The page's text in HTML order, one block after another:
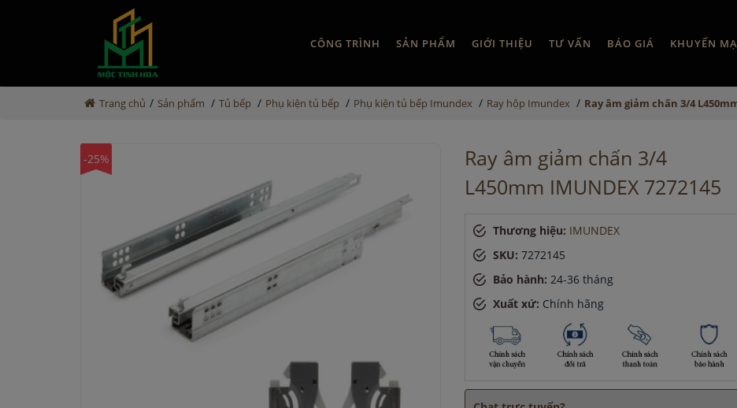
CÔNG TRÌNH SẢN PHẨM GIỚI THIỆU TƯ VẤN BÁO GIÁ KHUYẾN
Trang chủ / Sản phẩm / Tủ bếp / Phụ kiện tủ bếp / Phụ kiện tủ bếp Imundex / Ray hộp Imundex / Ray âm giảm chấn 3/4
-25%
Ray âm giảm chấn 3/4
L450mm IMUNDEX 7272145
Thương hiệu: IMUNDEX
SKU: 7272145
Bảo hành: 24-36 tháng
Xuất xứ: Chính hãng